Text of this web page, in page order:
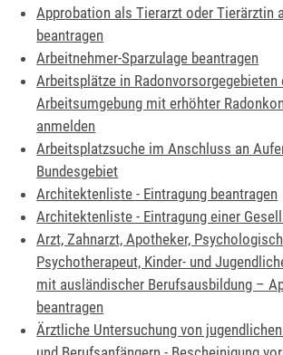
Approbation als Tierarzt oder Tierärztin
beantragen
Arbeitnehmer-Sparzulage beantragen
Arbeitsplätze in Radonvorsorgegebieten
Arbeitsumgebung mit erhöhter
anmelden
Arbeitsplatzsuche im Anschluss an
Bundesgebiet
Architektenliste - Eintragung beantragen
Architektenliste - Eintragung einer
Arzt, Zahnarzt, Apotheker,
Psychotherapeut, Kinder- und
mit ausländischer Berufsausbildung –
beantragen
Ärztliche Untersuchung von